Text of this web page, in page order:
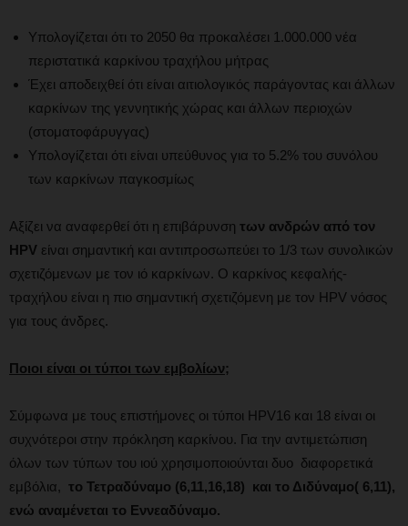
Υπολογίζεται ότι το 2050 θα προκαλέσει 1.000.000 νέα
περιστατικά καρκίνου τραχήλου μήτρας
Έχει αποδειχθεί ότι είναι αιτιολογικός παράγοντας και άλλων
καρκίνων της γεννητικής χώρας και άλλων περιοχών
(στοματοφάρυγγας)
Υπολογίζεται ότι είναι υπεύθυνος για το 5.2% του συνόλου
των καρκίνων παγκοσμίως
Αξίζει να αναφερθεί ότι η επιβάρυνση των ανδρών από τον
HPV είναι σημαντική και αντιπροσωπεύει το 1/3 των συνολικών
σχετιζόμενων με τον ιό καρκίνων. Ο καρκίνος κεφαλής-
τραχήλου είναι η πιο σημαντική σχετιζόμενη με τον HPV νόσος
για τους άνδρες.
Ποιοι είναι οι τύποι των εμβολίων;
Σύμφωνα με τους επιστήμονες οι τύποι HPV16 και 18 είναι οι
συχνότεροι στην πρόκληση καρκίνου. Για την αντιμετώπιση
όλων των τύπων του ιού χρησιμοποιούνται δυο διαφορετικά
εμβόλια, το Τετραδύναμο (6,11,16,18) και το Διδύναμο( 6,11),
ενώ αναμένεται το Εννεαδύναμο.